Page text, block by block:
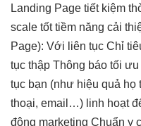
Landing Page tiết kiệm
scale tốttiềm năng cải
Page): Với liên tục Chỉ
tục thập Thông báo tối ưu
tục bạn (như hiệu quả họ
thoại, email…) linh hoạt
động marketing Chuẩn y